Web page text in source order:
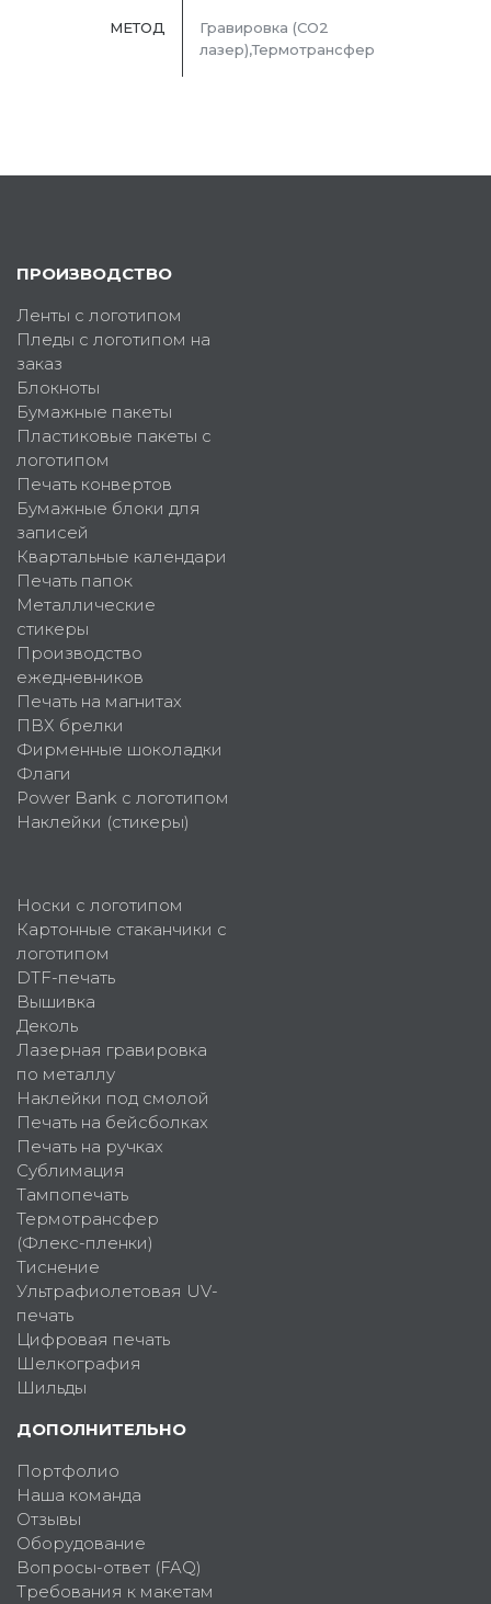
МЕТОД
Гравировка (CO2
лазер),Термотрансфер
ПРОИЗВОДСТВО
Ленты с логотипом
Пледы с логотипом на
заказ
Блокноты
Бумажные пакеты
Пластиковые пакеты с
логотипом
Печать конвертов
Бумажные блоки для
записей
Квартальные календари
Печать папок
Металлические
стикеры
Производство
ежедневников
Печать на магнитах
ПВХ брелки
Фирменные шоколадки
Флаги
Power Bank с логотипом
Наклейки (стикеры)
Носки с логотипом
Картонные стаканчики с
логотипом
DTF-печать
Вышивка
Деколь
Лазерная гравировка
по металлу
Наклейки под смолой
Печать на бейсболках
Печать на ручках
Сублимация
Тампопечать
Термотрансфер
(Флекс-пленки)
Тиснение
Ультрафиолетовая UV-
печать
Цифровая печать
Шелкография
Шильды
ДОПОЛНИТЕЛЬНО
Портфолио
Наша команда
Отзывы
Оборудование
Вопросы-ответ (FAQ)
Требования к макетам